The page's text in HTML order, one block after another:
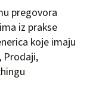
pregovora
iz prakse
koje imaju
Prodaji,